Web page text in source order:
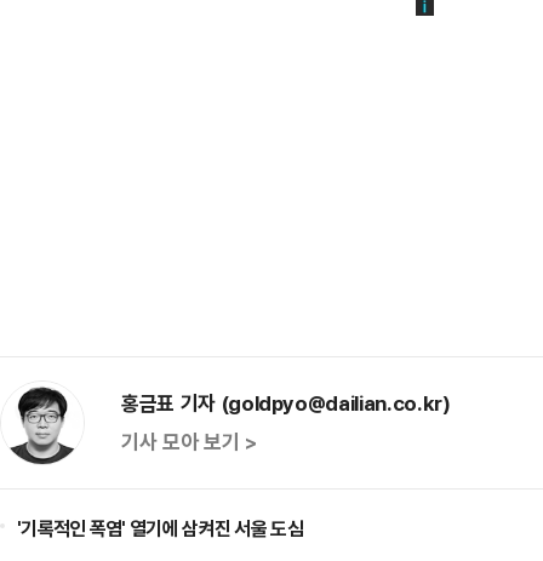
홍금표 기자 (goldpyo@dailian.co.kr)
기사 모아 보기 >
'기록적인 폭염' 열기에 삼켜진 서울 도심